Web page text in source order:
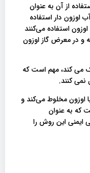
از آن به عنوان
اوزون دار استفاده
استفاده می‌کنند
و در معرض گاز اوزون
می کند، مهم است که
کنند.
اوزون مخلوط می‌کند و
که به عنوان
ایمنی این روش را